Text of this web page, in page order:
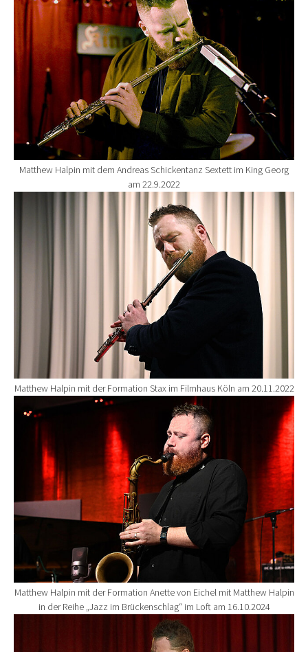
Matthew Halpin mit dem Andreas Schickentanz Sextett im King Georg
am 22.9.2022
Matthew Halpin mit der Formation Stax im Filmhaus Köln am 20.11.2022
Show larger version for:
Matthew Halpin mit der Formation Anette von Eichel mit Matthew Halpin
in der Reihe „Jazz im Brückenschlag“ im Loft am 16.10.2024